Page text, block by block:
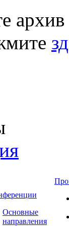
Основные
направления